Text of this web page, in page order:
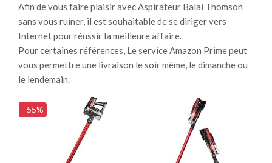
Afin de vous faire plaisir avec Aspirateur Balai Thomson
sans vous ruiner, il est souhaitable de se diriger vers
Internet pour réussir la meilleure affaire.
Pour certaines références, Le service Amazon Prime peut
vous permettre une livraison le soir même, le dimanche ou
le lendemain.
- 55%